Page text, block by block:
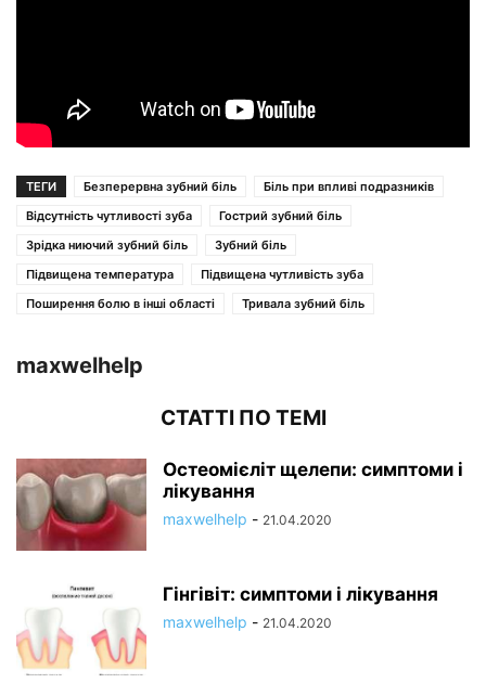
ТЕГИ Безперервна зубний біль
Біль при впливі подразників
Відсутність чутливості зуба
Гострий зубний біль
Зрідка ниючий зубний біль
Зубний біль
Підвищена температура
Підвищена чутливість зуба
Поширення болю в інші області
Тривала зубний біль
maxwelhelp
СТАТТІ ПО ТЕМІ
Остеомієліт щелепи: симптоми і
лікування
maxwelhelp - 21.04.2020
Гінгівіт: симптоми і лікування
maxwelhelp - 21.04.2020